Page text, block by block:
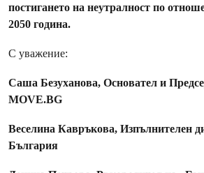
постигането на неутралност по
2050 година.
С уважение:
Саша Безуханова, Основател и
MOVE.BG
Веселина Кавръкова, Изпълнителен
България